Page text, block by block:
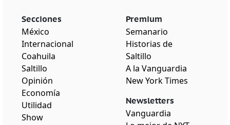
Secciones
México
Internacional
Coahuila
Saltillo
Opinión
Economía
Utilidad
Show
Premium
Semanario
Historias de
Saltillo
A la Vanguardia
New York Times
Newsletters
Vanguardia